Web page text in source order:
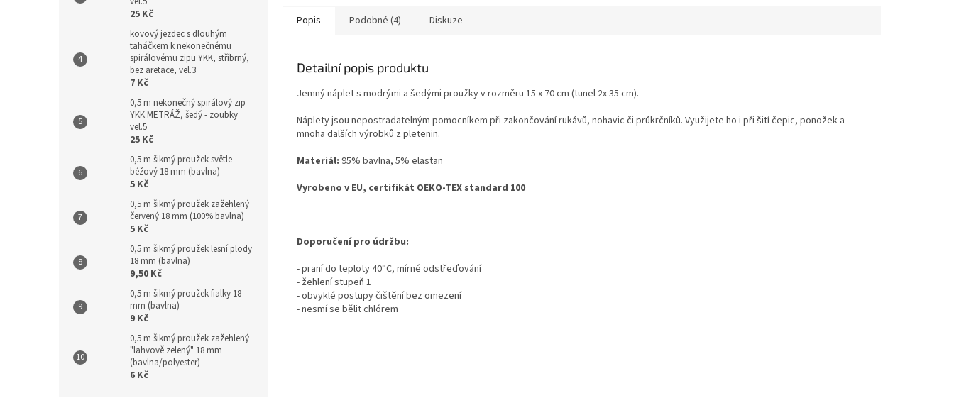
25 Kč
kovový jezdec s dlouhým
taháčkem k nekonečnému
spirálovému zipu YKK, stříbrný,
bez aretace, vel.3
7 Kč
0,5 m nekonečný spirálový zip
YKK METRÁŽ, šedý - zoubky
vel.5
25 Kč
0,5 m šikmý proužek světle
béžový 18 mm (bavlna)
5 Kč
0,5 m šikmý proužek zažehlený
červený 18 mm (100% bavlna)
5 Kč
0,5 m šikmý proužek lesní plody
18 mm (bavlna)
9,50 Kč
0,5 m šikmý proužek fialky 18
mm (bavlna)
9 Kč
0,5 m šikmý proužek zažehlený
"lahvově zelený" 18 mm
(bavlna/polyester)
6 Kč
Popis Podobné (4) Diskuze
Detailní popis produktu
Jemný náplet s modrými a šedými proužky v rozměru 15 x 70 cm (tunel 2x 35 cm).
Náplety jsou nepostradatelným pomocníkem při zakončování rukávů, nohavic či průkrčníků. Využijete ho i při šití čepic, ponožek a
mnoha dalších výrobků z pletenin.
Materiál: 95% bavlna, 5% elastan
Vyrobeno v EU, certifikát OEKO-TEX standard 100
Doporučení pro údržbu:
- praní do teploty 40°C, mírné odstřeďování
- žehlení stupeň 1
- obvyklé postupy čištění bez omezení
- nesmí se bělit chlórem